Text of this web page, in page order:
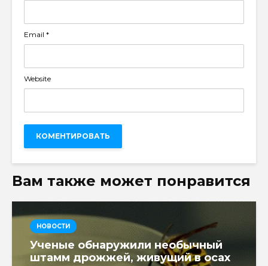
Email *
Website
Вам также может понравится
НОВОСТИ
Ученые обнаружили необычный
штамм дрожжей, живущий в осах